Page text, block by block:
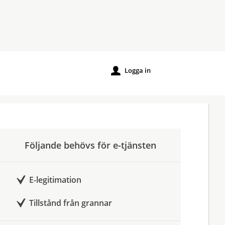
u Logga in
Följande behövs för e-tjänsten
E-legitimation
Tillstånd från grannar